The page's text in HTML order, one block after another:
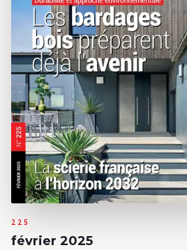
225
février 2025